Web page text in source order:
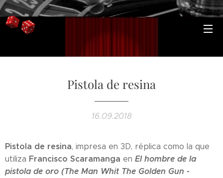
Pistola de resina
16.09.2018
Pistola de resina, impresa en 3D, réplica como la que
utiliza Francisco Scaramanga en El hombre de la
pistola de oro (The Man Whit The Golden Gun -